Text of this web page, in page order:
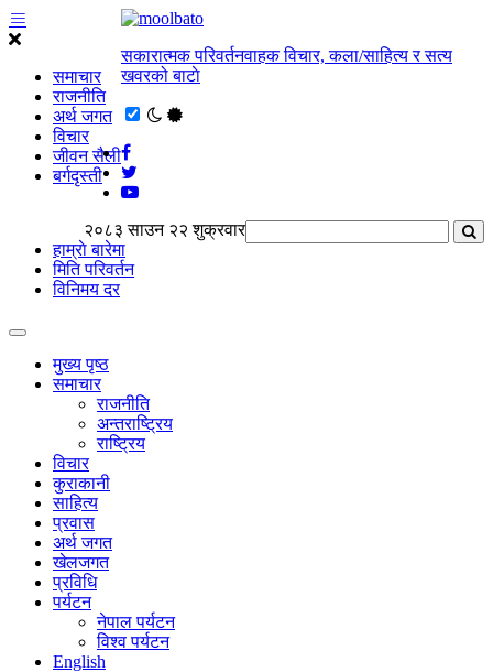
समाचार
राजनीति
अर्थ जगत
विचार
जीवन सैली
बर्गदृस्ती
सकारात्मक परिवर्तनवाहक विचार, कला/साहित्य र सत्य
खवरको बाटाे
२०८३ साउन २२ शुक्रवार
हाम्राे बारेमा
मिति परिवर्तन
विनिमय दर
मुख्य पृष्ठ
समाचार
राजनीति
अन्तराष्ट्रिय
राष्ट्रिय
विचार
कुराकानी
साहित्य
प्रवास
अर्थ जगत
खेलजगत
प्रविधि
पर्यटन
नेपाल पर्यटन
विश्व पर्यटन
English